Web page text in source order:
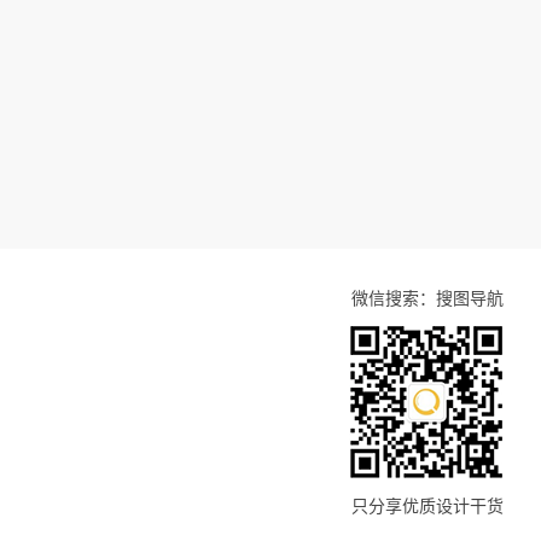
微信搜索：搜图导航
只分享优质设计干货